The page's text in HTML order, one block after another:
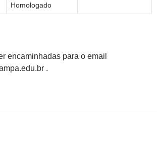
Homologado
encaminhadas para o email
.